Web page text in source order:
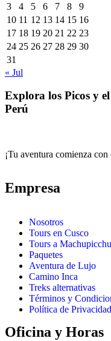
3
4 5 6 7 8
9
10 11 12 13 14 15 16
17 18 19 20 21 22 23
24 25 26 27 28 29 30
31
« Jul
Explora los Picos y
Perú
¡Tu aventura comienza con
Empresa
Nosotros
Tours en Cusco
Tours a Machupicchu
Paquetes
Aventura de Lujo
Camino Inca
Treks alternativas
Términos y
Política de Privacidad
Oficina y Horas